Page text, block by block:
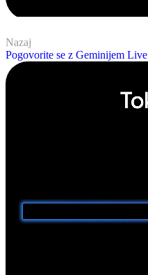
Nazaj
Pogovorite se z Geminijem Live